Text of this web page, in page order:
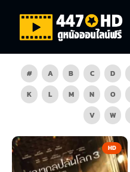
# A B C D
K
L M N O
V
W
HD